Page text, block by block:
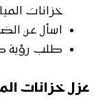
خزانات
اسأل عن
طلب رؤية
عزل خزانات